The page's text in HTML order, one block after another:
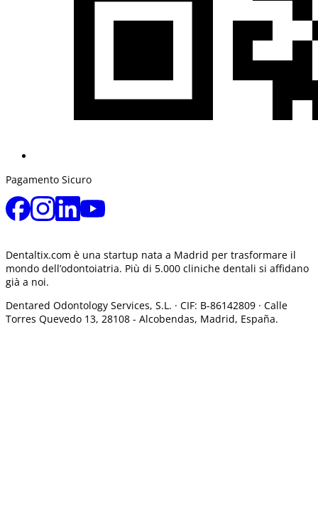
Pagamento Sicuro
Dentaltix.com è una startup nata a Madrid per trasformare il
mondo dell’odontoiatria. Più di 5.000 cliniche dentali si affidano
già a noi.
Dentared Odontology Services, S.L. · CIF: B-86142809 · Calle
Torres Quevedo 13, 28108 - Alcobendas, Madrid, España.